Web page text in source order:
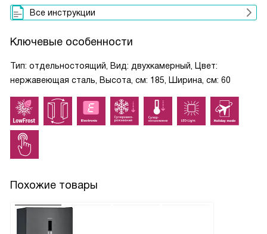
Все инструкции
Ключевые особенности
Тип: отдельностоящий, Вид: двухкамерный, Цвет:
нержавеющая сталь, Высота, см: 185, Ширина, см: 60
Похожие товары